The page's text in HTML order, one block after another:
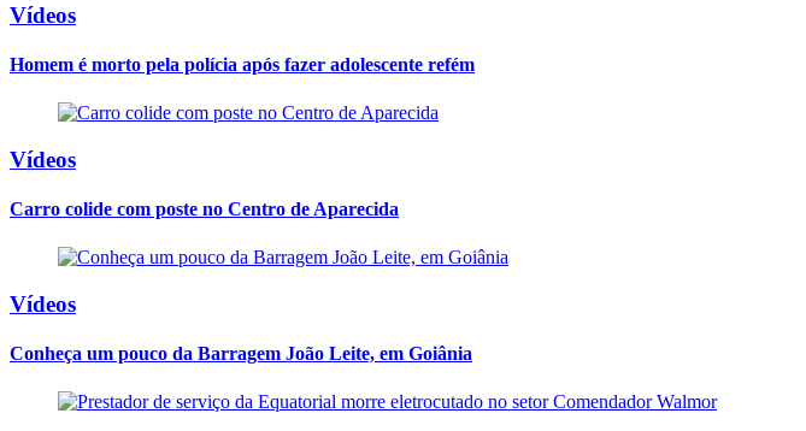
Vídeos
Homem é morto pela polícia após fazer adolescente refém
Vídeos
Carro colide com poste no Centro de Aparecida
Vídeos
Conheça um pouco da Barragem João Leite, em Goiânia